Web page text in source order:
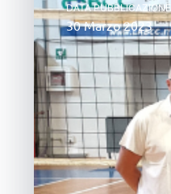
DATA PUBBLICAZIONE
30 Marzo 2023